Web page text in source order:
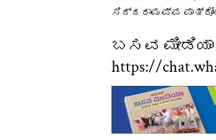
ಸಿದ್ದರಾಮಪ್ಪ
ಬಸವ ಮೀಡಿಯಾ
https://